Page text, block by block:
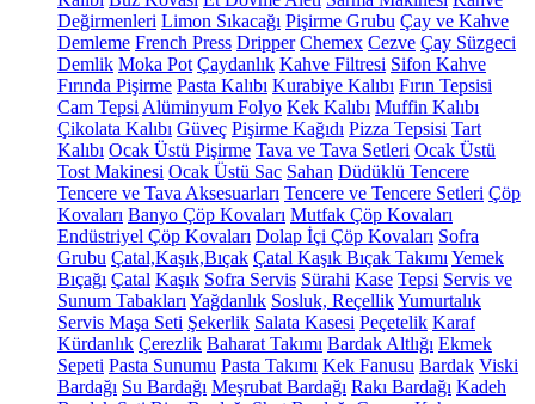
Değirmenleri Limon Sıkacağı Pişirme Grubu Çay ve Kahve
Demleme French Press Dripper Chemex Cezve Çay Süzgeci
Demlik Moka Pot Çaydanlık Kahve Filtresi Sifon Kahve
Fırında Pişirme Pasta Kalıbı Kurabiye Kalıbı Fırın Tepsisi
Cam Tepsi Alüminyum Folyo Kek Kalıbı Muffin Kalıbı
Çikolata Kalıbı Güveç Pişirme Kağıdı Pizza Tepsisi Tart
Kalıbı Ocak Üstü Pişirme Tava ve Tava Setleri Ocak Üstü
Tost Makinesi Ocak Üstü Sac Sahan Düdüklü Tencere
Tencere ve Tava Aksesuarları Tencere ve Tencere Setleri Çöp
Kovaları Banyo Çöp Kovaları Mutfak Çöp Kovaları
Endüstriyel Çöp Kovaları Dolap İçi Çöp Kovaları Sofra
Grubu Çatal,Kaşık,Bıçak Çatal Kaşık Bıçak Takımı Yemek
Bıçağı Çatal Kaşık Sofra Servis Sürahi Kase Tepsi Servis ve
Sunum Tabakları Yağdanlık Sosluk, ReçellikYumurtalık
Servis Maşa Seti Şekerlik Salata Kasesi Peçetelik Karaf
Kürdanlık Çerezlik Baharat Takımı Bardak Altlığı Ekmek
Sepeti Pasta Sunumu Pasta Takımı Kek Fanusu Bardak Viski
Bardağı Su Bardağı Meşrubat Bardağı Rakı Bardağı Kadeh